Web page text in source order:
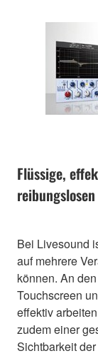
Flüssige,
Bei Livesound
auf mehrere
können. An
Touchscreen
effektiv
zudem einer
Sichtbarkeit